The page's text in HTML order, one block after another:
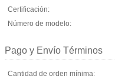
Certificación:
Número de modelo:
Pago y Envío Términos
Cantidad de orden mínima: